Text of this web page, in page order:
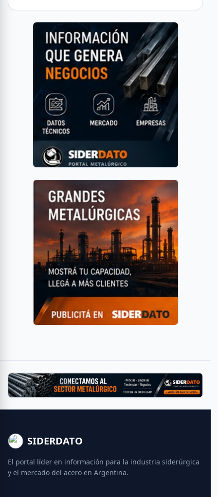
SIDERDATO
El portal líder en información para la industria siderúrgica
y el mercado del acero en Argentina.